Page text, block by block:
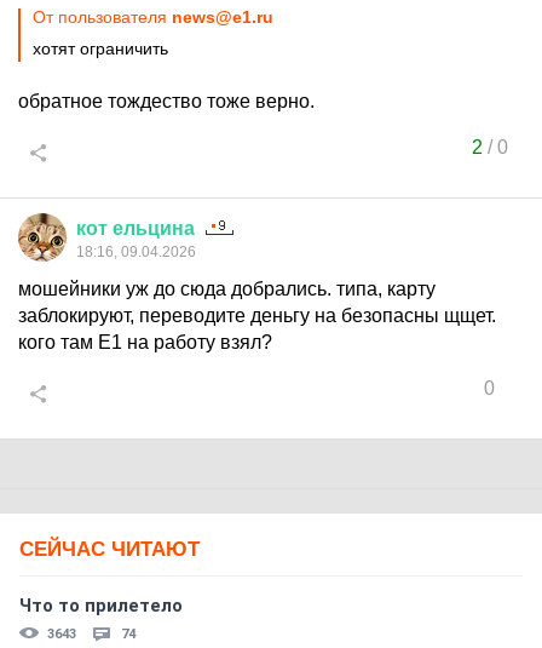
От пользователя news@e1.ru
хотят ограничить
обратное тождество тоже верно.
2 /0
кот ельцина
18:16, 09.04.2026
мошейники уж до сюда добрались. типа, карту
заблокируют, переводите деньгу на безопасны щщет.
кого там Е1 на работу взял?
0
СЕЙЧАС ЧИТАЮТ
Что то прилетело
3643 74